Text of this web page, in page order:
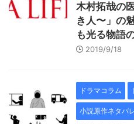
木村拓哉の
き人〜」の
も光る物語
2019/9/18
ドラマコラム
小説原作ネタバ